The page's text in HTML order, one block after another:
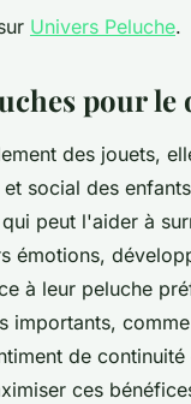
Univers Peluche.
pour le
des jouets,
social des
peut l'aider à
émotions,
à leur peluche
importants,
de
ces